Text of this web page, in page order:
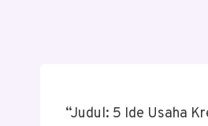
“Judul: 5 Ide Usaha